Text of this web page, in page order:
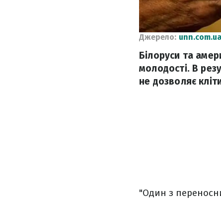
Джерело: unn.com.ua
Білоруси та
молодості. В
не дозволяє
"Один з